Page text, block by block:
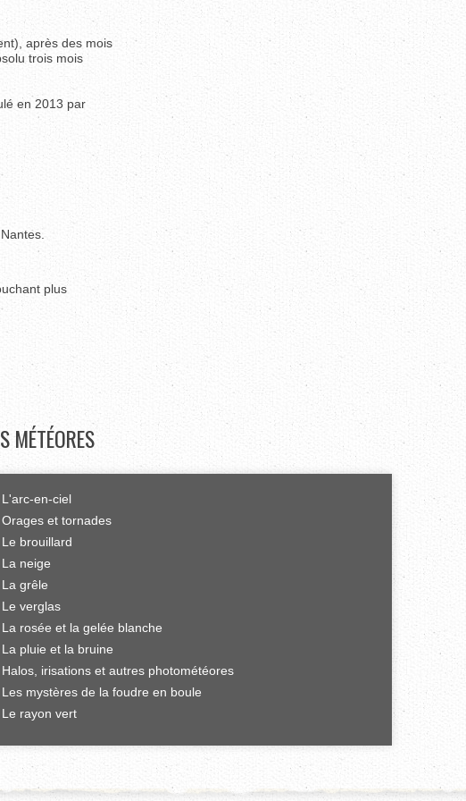
après des mois
trois mois
en 2013 par
plus
MÉTÉORES
L'arc-en-ciel
Orages et tornades
Le brouillard
La neige
La grêle
Le verglas
La rosée et la gelée blanche
La pluie et la bruine
Halos, irisations et autres photométéores
Les mystères de la foudre en boule
Le rayon vert